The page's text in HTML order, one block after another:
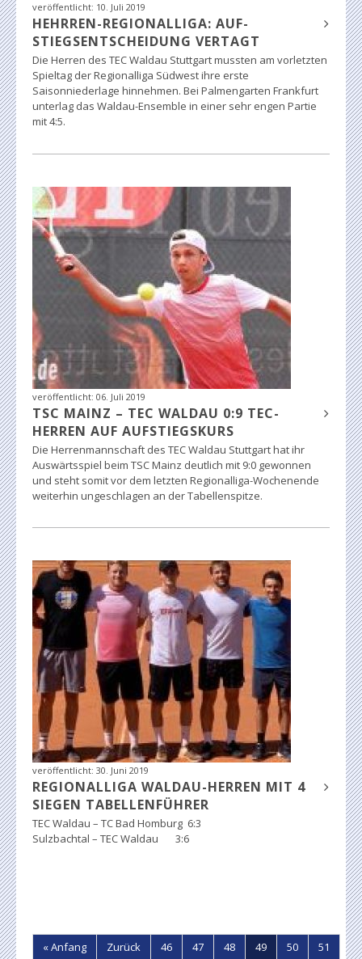
veröffentlicht: 10. Juli 2019
HEHRREN-REGIONALLIGA: AUF-
STIEGSENTSCHEIDUNG VERTAGT
Die Herren des TEC Waldau Stuttgart mussten am vorletzten
Spieltag der Regionalliga Südwest ihre erste
Saisonniederlage hinnehmen. Bei Palmengarten Frankfurt
unterlag das Waldau-Ensemble in einer sehr engen Partie
mit 4:5.
veröffentlicht: 06. Juli 2019
TSC MAINZ – TEC WALDAU 0:9 TEC-
HERREN AUF AUFSTIEGSKURS
Die Herrenmannschaft des TEC Waldau Stuttgart hat ihr
Auswärtsspiel beim TSC Mainz deutlich mit 9:0 gewonnen
und steht somit vor dem letzten Regionalliga-Wochenende
weiterhin ungeschlagen an der Tabellenspitze.
veröffentlicht: 30. Juni 2019
REGIONALLIGA WALDAU-HERREN MIT 4
SIEGEN TABELLENFÜHRER
TEC Waldau – TC Bad Homburg 6:3
Sulzbachtal – TEC Waldau 3:6
« Anfang Zurück 46 47 48 49 50 51